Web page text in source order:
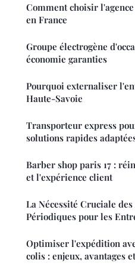
Comment choisir
en France
Groupe électrogène
économie garanties
Pourquoi externaliser
Haute-Savoie
Transporteur express
solutions rapides
Barber shop paris 17 :
et l'expérience client
La Nécessité Cruciale
Périodiques pour les
Optimiser l'expédition
colis : enjeux, avantages